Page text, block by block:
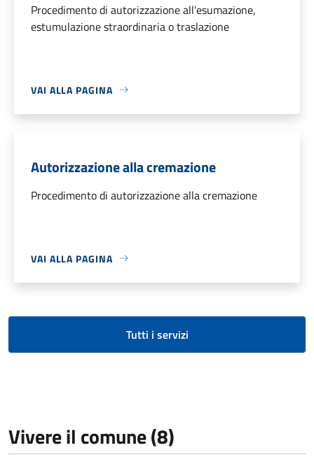
Procedimento di autorizzazione all'esumazione,
estumulazione straordinaria o traslazione
VAI ALLA PAGINA
Autorizzazione alla cremazione
Procedimento di autorizzazione alla cremazione
VAI ALLA PAGINA
Tutti i servizi
Vivere il comune (8)